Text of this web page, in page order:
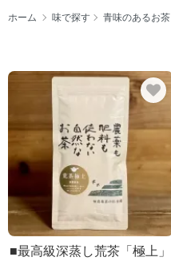
ホーム 味で探す 青味のあるお茶
■最高級深蒸し荒茶「極上」